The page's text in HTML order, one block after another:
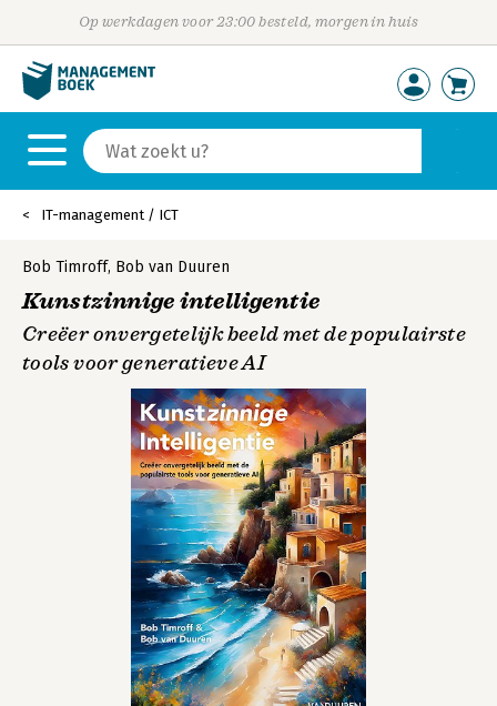
Op werkdagen voor 23:00 besteld, morgen in huis
IT-management / ICT
Bob Timroff, Bob van Duuren
Kunstzinnige intelligentie
Creëer onvergetelijk beeld met de populairste
tools voor generatieve AI